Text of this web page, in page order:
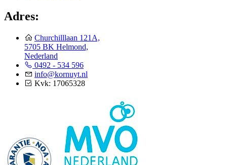
Adres:
Churchilllaan 121A,
5705 BK Helmond,
Nederland
0492 - 534 596
info@kornuyt.nl
Kvk: 17065328